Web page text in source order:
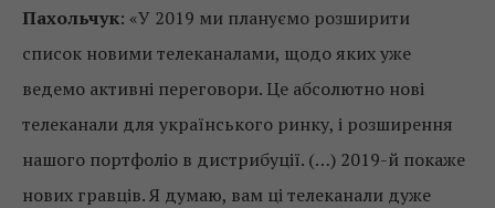
Пахольчук: «У 2019 ми плануємо розширити
список новими телеканалами, щодо яких уже
ведемо активні переговори. Це абсолютно нові
телеканали для українського ринку, і розширення
нашого портфоліо в дистрибуції. (…) 2019-й покаже
нових гравців. Я думаю, вам ці телеканали дуже